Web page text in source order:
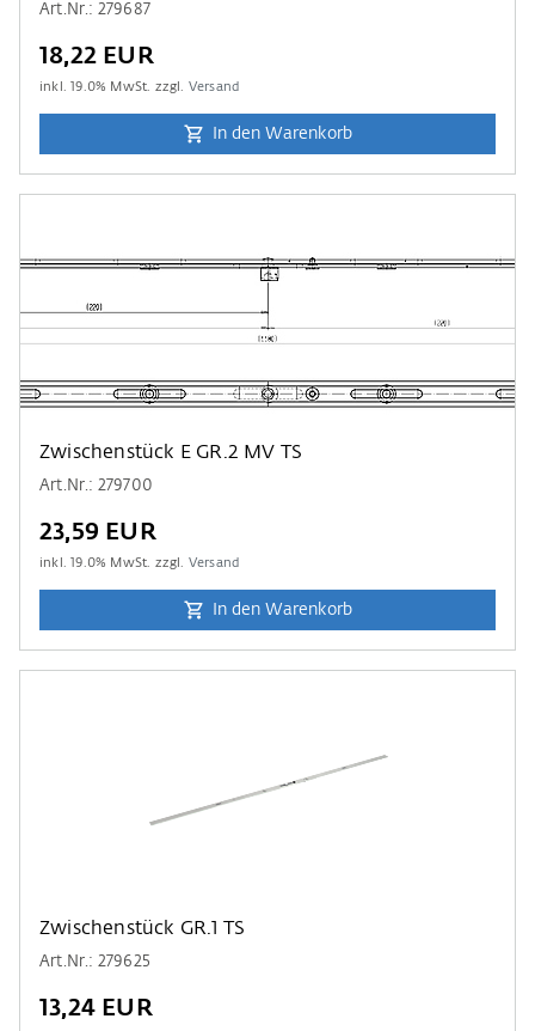
Art.Nr.: 279687
18,22 EUR
inkl.19.0% MwSt. zzgl. Versand
In den Warenkorb
Zwischenstück E GR.2 MV TS
Art.Nr.: 279700
23,59 EUR
inkl.19.0% MwSt. zzgl. Versand
In den Warenkorb
Zwischenstück GR.1 TS
Art.Nr.: 279625
13,24 EUR